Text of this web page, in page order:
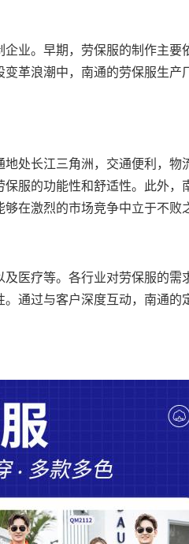
业。早期，劳保服的制作主
革浪潮中，南通的劳保服生
处长江三角洲，交通便利，
服的功能性和舒适性。此外
在激烈的市场竞争中立于不败
医疗等。各行业对劳保服的
通过与客户深度互动，南通